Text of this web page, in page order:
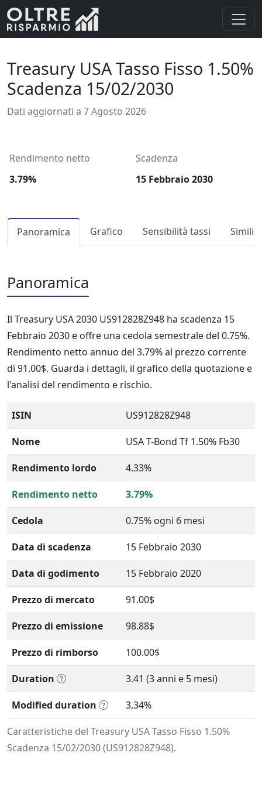
Treasury USA Tasso Fisso 1.50%
Scadenza 15/02/2030
Dati aggiornati a 7 Agosto 2026
Rendimento netto
Scadenza
3.79%
15 Febbraio 2030
Panoramica Grafico Sensibilità tassi Simili
Panoramica
Il Treasury USA 2030 US912828Z948 ha scadenza 15
Febbraio 2030 e offre una cedola semestrale del 0.75%.
Rendimento netto annuo del 3.79% al prezzo corrente
di 91.00$. Guarda i dettagli, il grafico della quotazione e
l'analisi del rendimento e rischio.
Caratteristiche del Treasury USA Tasso Fisso 1.50%
Scadenza 15/02/2030 (US912828Z948).
ISIN US912828Z948
Nome USA T-Bond Tf 1.50% Fb30
Rendimento lordo 4.33%
Rendimento netto 3.79%
Cedola 0.75% ogni 6 mesi
Data di scadenza 15 Febbraio 2030
Data di godimento 15 Febbraio 2020
Prezzo di mercato 91.00$
Prezzo di emissione 98.88$
Prezzo di rimborso 100.00$
Duration 3.41 (3 anni e 5 mesi)
Modified duration 3,34%